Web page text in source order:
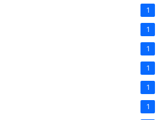
1
1
1
1
1
1